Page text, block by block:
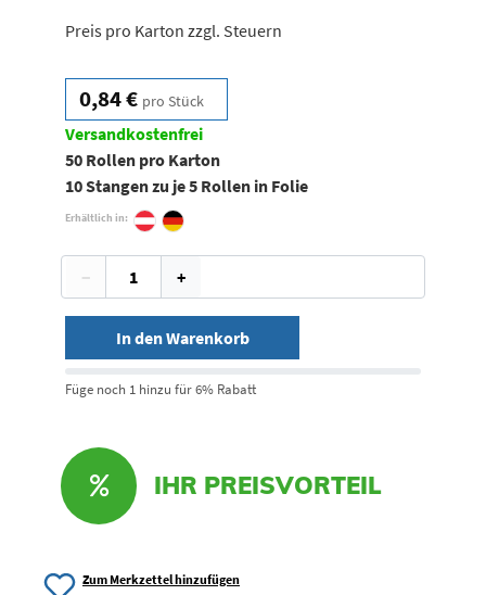
Preis pro Karton zzgl. Steuern
0,84 € pro Stück
Versandkostenfrei
50 Rollen pro Karton
10 Stangen zu je 5 Rollen in Folie
Erhältlich in:
− +
In den Warenkorb
Füge noch 1 hinzu für 6% Rabatt
IHR PREISVORTEIL
Zum Merkzettel hinzufügen